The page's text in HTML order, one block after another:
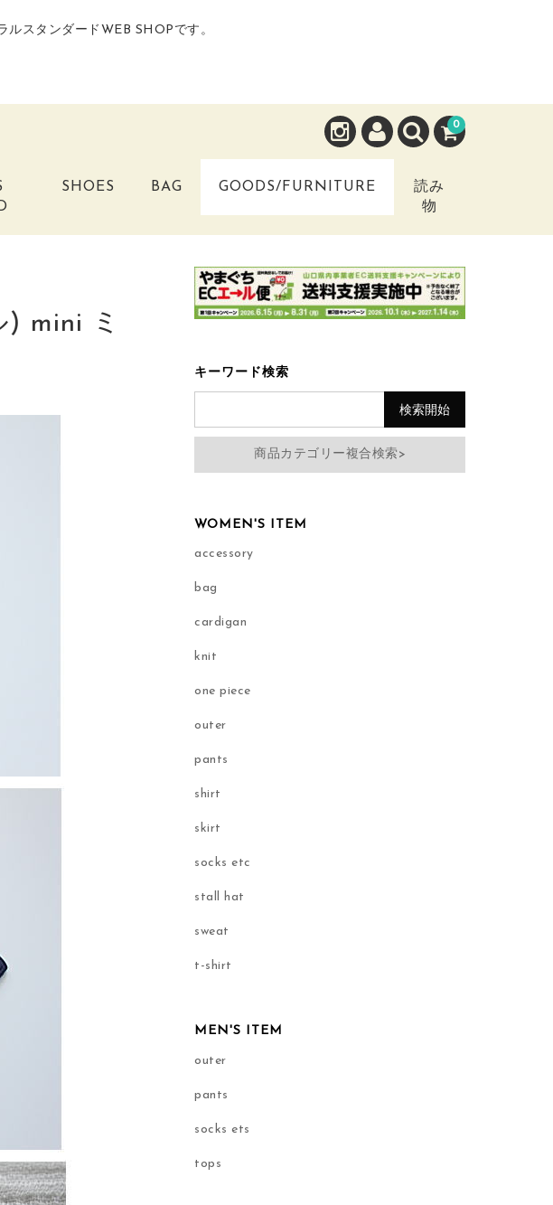
ルスタンダードWEB SHOPです。
0
SHOES BAG GOODS/FURNITURE
読み
物
mini ミ
キーワード検索
商品カテゴリー複合検索>
WOMEN'S ITEM
accessory
bag
cardigan
knit
one piece
outer
pants
shirt
skirt
socks etc
stall hat
sweat
t-shirt
MEN'S ITEM
outer
pants
socks ets
tops